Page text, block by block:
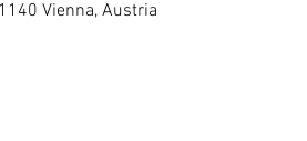
Vienna, Austria